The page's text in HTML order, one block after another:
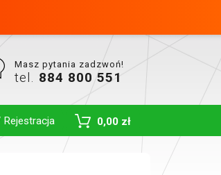
Masz pytania zadzwoń!
tel. 884 800 551
0,00 zł
Toggle Dropdown